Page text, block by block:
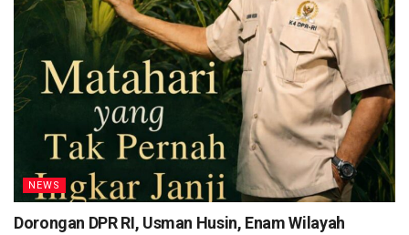
NEWS
Dorongan DPR RI, Usman Husin, Enam Wilayah